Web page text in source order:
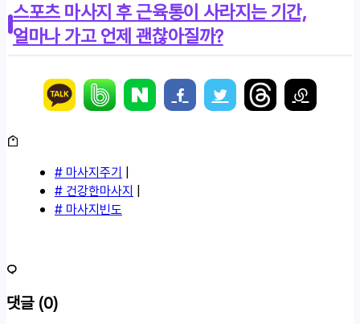
스포츠 마사지 후 근육통이 사라지는 기간,
얼마나 가고 언제 괜찮아질까?
# 마사지주기 |
# 건강한마사지 |
# 마사지빈도
댓글 (0)